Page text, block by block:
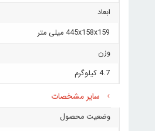
ابعاد
445x158x159 میلی متر
وزن
4.7 کیلوگرم
سایر مشخصات
وضعیت محصول